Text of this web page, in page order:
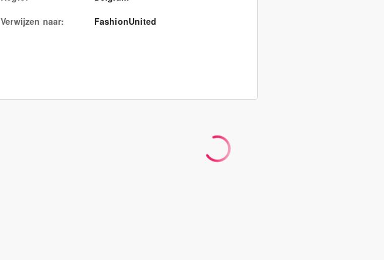
Verwijzen naar: FashionUnited